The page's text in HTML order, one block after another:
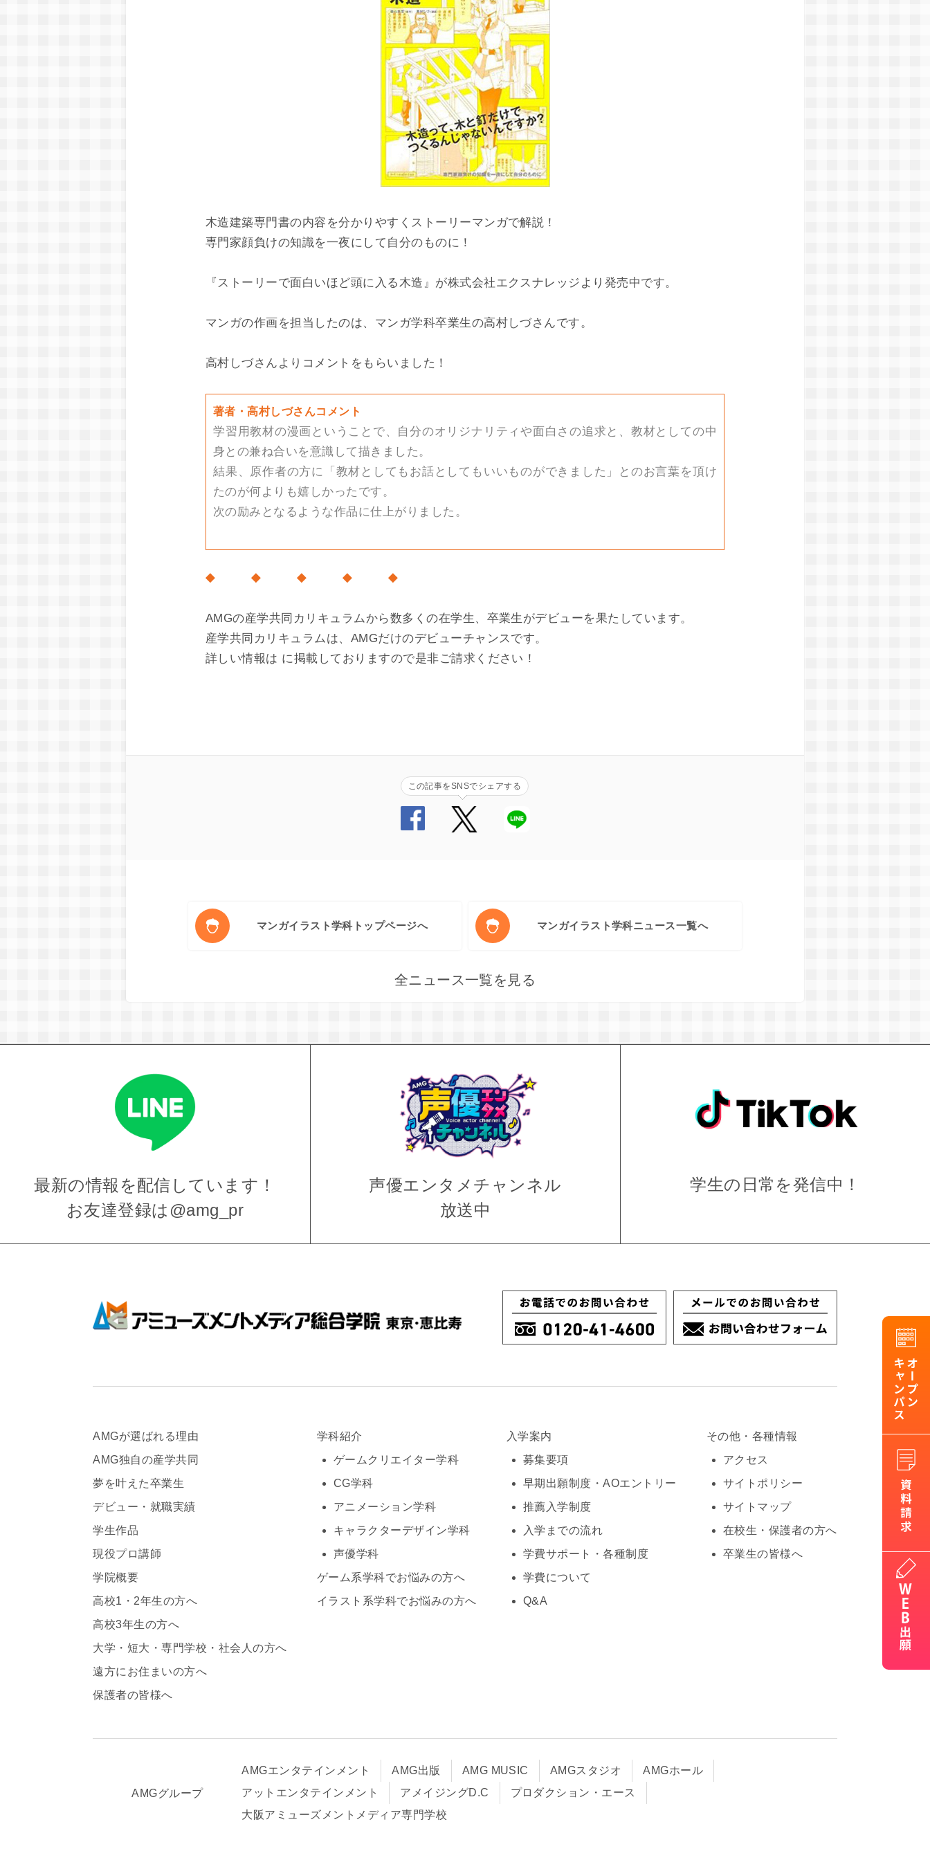
木造建築専門書の内容を分かりやすくストーリーマンガで解説！
専門家顔負けの知識を一夜にして自分のものに！
『ストーリーで面白いほど頭に入る木造』が株式会社エクスナレッジより発売中です。
マンガの作画を担当したのは、マンガ学科卒業生の高村しづさんです。
高村しづさんよりコメントをもらいました！
著者・高村しづさんコメント
学習用教材の漫画ということで、自分のオリジナリティや面白さの追求と、教材としての中
身との兼ね合いを意識して描きました。
結果、原作者の方に「教材としてもお話としてもいいものができました」とのお言葉を頂け
たのが何よりも嬉しかったです。
次の励みとなるような作品に仕上がりました。
◆ ◆ ◆ ◆ ◆
AMGの産学共同カリキュラムから数多くの在学生、卒業生がデビューを果たしています。
産学共同カリキュラムは、AMGだけのデビューチャンスです。
詳しい情報は に掲載しておりますので是非ご請求ください！
この記事をSNSでシェアする
マンガイラスト学科トップページへ マンガイラスト学科ニュース一覧へ
全ニュース一覧を見る
最新の情報を配信しています！
お友達登録は @amg_pr
声優エンタメ チャンネル
放送中
学生の日常を発信中！
AMGが選ばれる理由
AMG独自の産学共同
夢を叶えた卒業生
デビュー・就職実績
学生作品
現役プロ講師
学院概要
高校1・2年生の方へ
高校3年生の方へ
大学・短大・専門学校・社会人の方へ
遠方にお住まいの方へ
保護者の皆様へ
学科紹介
ゲームクリエイター学科
CG学科
アニメーション学科
キャラクターデザイン学科
声優学科
ゲーム系学科でお悩みの方へ
イラスト系学科でお悩みの方へ
入学案内
募集要項
早期出願制度・AOエントリー
推薦入学制度
入学までの流れ
学費サポート・各種制度
学費について
Q&A
その他・各種情報
アクセス
サイトポリシー
サイトマップ
在校生・保護者の方へ
卒業生の皆様へ
AMGグループ
AMGエンタテインメント AMG出版 AMG MUSIC AMGスタジオ
AMGホール
アットエンタテインメント
アメイジングD.C
プロダクション・エース
大阪アミューズメントメディア専門学校